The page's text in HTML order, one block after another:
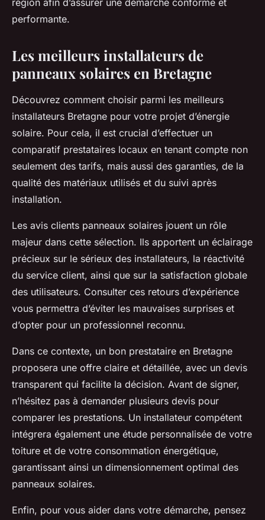
région afin d’assurer une démarche conforme et
performante.
Les meilleurs installateurs de
panneaux solaires en Bretagne
Découvrez comment choisir parmi les meilleurs
installateurs Bretagne pour votre projet d’énergie
solaire. Pour cela, il est crucial d’effectuer un
comparatif prestataires locaux en tenant compte non
seulement des tarifs, mais aussi des garanties, de la
qualité des matériaux utilisés et du suivi après
installation.
Les avis clients panneaux solaires jouent un rôle
majeur dans cette sélection. Ils apportent un éclairage
précieux sur le sérieux des installateurs, la réactivité
du service client, ainsi que sur la satisfaction globale
des utilisateurs. Consulter ces retours d’expérience
vous permettra d’éviter les mauvaises surprises et
d’opter pour un professionnel reconnu.
Dans ce contexte, un bon prestataire en Bretagne
proposera une offre claire et détaillée, avec un devis
transparent qui facilite la décision. Avant de signer,
n’hésitez pas à demander plusieurs devis pour
comparer les prestations. Un installateur compétent
intégrera également une étude personnalisée de votre
toiture et de votre consommation énergétique,
garantissant ainsi un dimensionnement optimal des
panneaux solaires.
Enfin, pour vous aider dans votre démarche, pensez